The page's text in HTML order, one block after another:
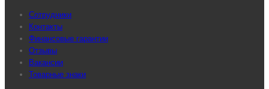
Сотрудники
Контакты
Финансовые гарантии
Отзывы
Вакансии
Товарные знаки